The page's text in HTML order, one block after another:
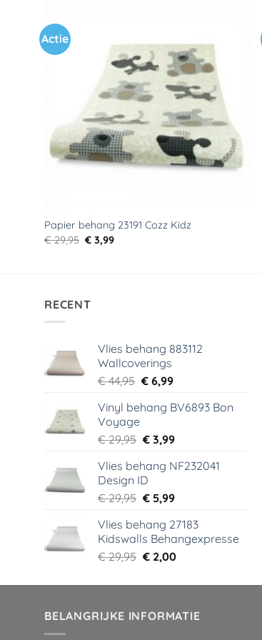
Actie
Toevoegen
verlanglijst
Papier behang 23191 Cozz Kidz
€29,95 Oorspronkelijke
prijs
€ 3,99Huidige
RECENT
Vlies behang 883112
Wallcoverings
€44,95 Oorspronkelijke
was:
€6,99Huidige
is:
Vinyl behang BV6893 Bon
Voyage
€29,95 Oorspronkelijke
was:
€ 29,95.
€3,99Huidige
is:
Vlies behang NF232041
Design ID
€29,95 Oorspronkelijke
was:
€ 29,95.
€5,99Huidige
is:
€ 5,99.
Vlies behang 27183
Kidswalls Behangexpresse
€29,95 Oorspronkelijke
was:
€2,00Huidige
is:
BELANGRIJKE INFORMATIE